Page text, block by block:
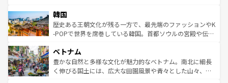
ワイを、存分に味わってほしい。 なお、新着のハワイ情報
はコンテンツ一覧を参照してほしい。
いる。アクティビティも充実しており、サーフィンやダイ
ビング、ハイキングなど、アウトドア好きにはたまらな
い。オーストラリアの多彩な魅力を存分に味わいつくそ
参照してほしい。
ン）、静ひつな山岳地帯である台湾東部など、都市の喧騒
と山間の静けさが共存しており、訪れる人に新しい発見と
驚きをもたらしてくれる。また、奥深い台湾の食文化も魅
容にもいいと評判のスイーツなど、バラエティ豊かな料理
が味わえる。 なお、新着の台湾情報は コンテンツ一覧を参
照してほしい。
韓国
歴史ある王朝文化が残る一方で、最先端のファッションやK
-POPで世界を席巻している韓国。首都ソウルの宮殿や伝統
き、地方に足を延ばせば四季折々の自然美を楽しむことが
できる。そして、キムチや焼肉、絶品のストリートフード
まで、さまざまな韓国料理が待っている。夜には、韓国な
ベトナム
豊かな自然と多様な文化が魅力的なベトナム。南北に細長
く伸びる国土には、広大な田園風景や青々とした山々、世